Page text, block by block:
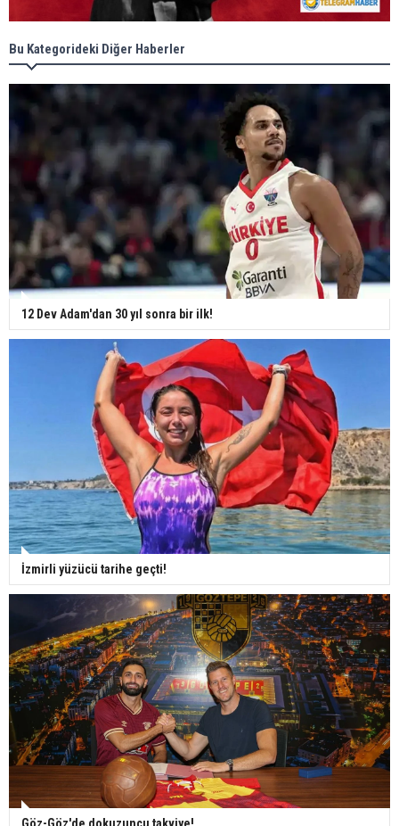
Bu Kategorideki Diğer Haberler
12 Dev Adam'dan 30 yıl sonra bir ilk!
İzmirli yüzücü tarihe geçti!